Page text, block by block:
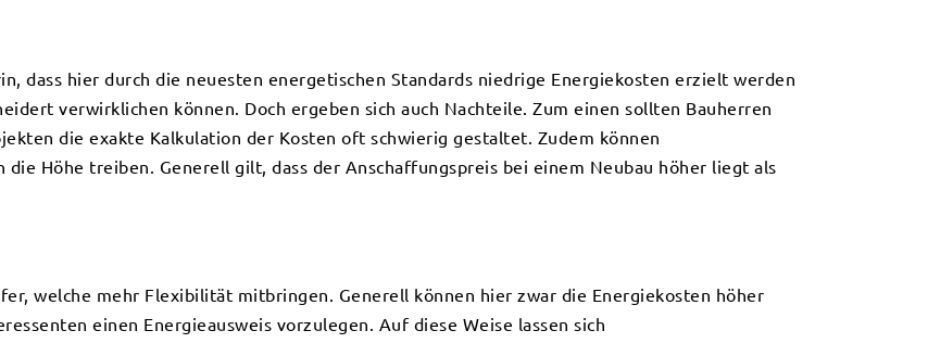
dass hier durch die neuesten energetischen Standards niedrige Energiekosten erzielt werden
verwirklichen können. Doch ergeben sich auch Nachteile. Zum einen sollten Bauherren
die exakte Kalkulation der Kosten oft schwierig gestaltet. Zudem können
die Höhe treiben. Generell gilt, dass der Anschaffungspreis bei einem Neubau höher liegt als
welche mehr Flexibilität mitbringen. Generell können hier zwar die Energiekosten höher
einen Energieausweis vorzulegen. Auf diese Weise lassen sich